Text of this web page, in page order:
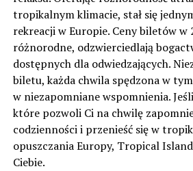
tropikalnym klimacie, stał się
rekreacji w Europie. Ceny biletów w
różnorodne, odzwierciedlają
dostępnych dla odwiedzających.
biletu, każda chwila spędzona w
w niezapomniane wspomnienia.
które pozwoli Ci na chwilę
codzienności i przenieść się w
opuszczania Europy, Tropical
Ciebie.